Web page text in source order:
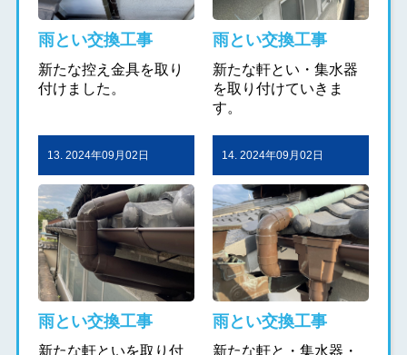
雨とい交換工事
新たな控え金具を取り
付けました。
雨とい交換工事
新たな軒とい・集水器
を取り付けていきま
す。
13. 2024年09月02日
雨とい交換工事
新たな軒といを取り付
14. 2024年09月02日
雨とい交換工事
新たな軒と・集水器・